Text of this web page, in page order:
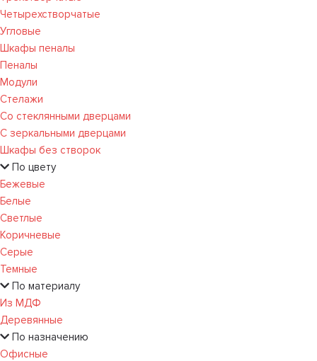
Четырехстворчатые
Угловые
Шкафы пеналы
Пеналы
Модули
Стелажи
Со стеклянными дверцами
С зеркальными дверцами
Шкафы без створок
По цвету
Бежевые
Белые
Светлые
Коричневые
Серые
Темные
По материалу
Из МДФ
Деревянные
По назначению
Офисные